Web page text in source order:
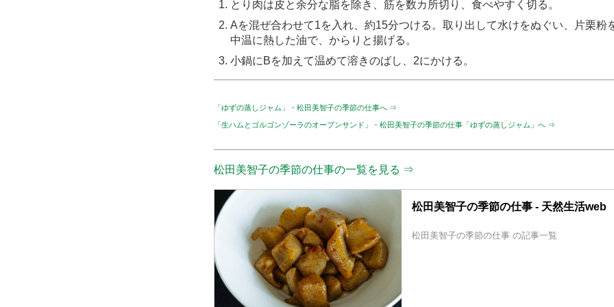
とり肉は皮と余分な脂を除き、筋を数カ所切り、食べやすく切る。
Aを混ぜ合わせて1を入れ、約15分つける。取り出して水けをぬぐい、片栗粉
中温に熱した油で、からりと揚げる。
小鍋にBを加えて温めて溶きのばし、2にかける。
「ゆずの蒸しジャム」・松田美智子の季節の仕事へ ⇒
「生ハムとゴルゴンゾーラのオープンサンド」・松田美智子の季節の仕事「ゆずの蒸しジャム」へ ⇒
松田美智子の季節の仕事の一覧を見る ⇒
松田美智子の季節の仕事 - 天然生活web
松田美智子の季節の仕事 の記事一覧